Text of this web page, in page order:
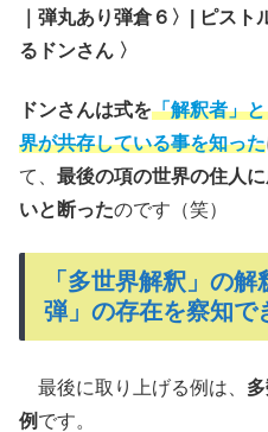
｜弾丸あり弾倉６〉| ピス
るドンさん 〉
ドンさんは式を「解釈者」
界が共存している事を知った
て、 最後の項の世界の住人
いと断ったのです（笑）
「多世界解釈」の
弾」の存在を察知で
最後に取り上げる例は、
例 です。